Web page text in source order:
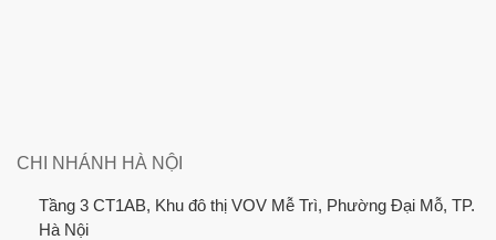
CHI NHÁNH HÀ NỘI
Tầng 3 CT1AB, Khu đô thị VOV Mễ Trì, Phường Đại Mỗ, TP.
Hà Nội